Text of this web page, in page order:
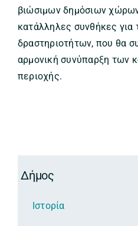
βιώσιμων δημόσιων
κατάλληλες συνθήκες για
δραστηριοτήτων, που θα
αρμονική συνύπαρξη των
περιοχής.
Δήμος
Ιστορία